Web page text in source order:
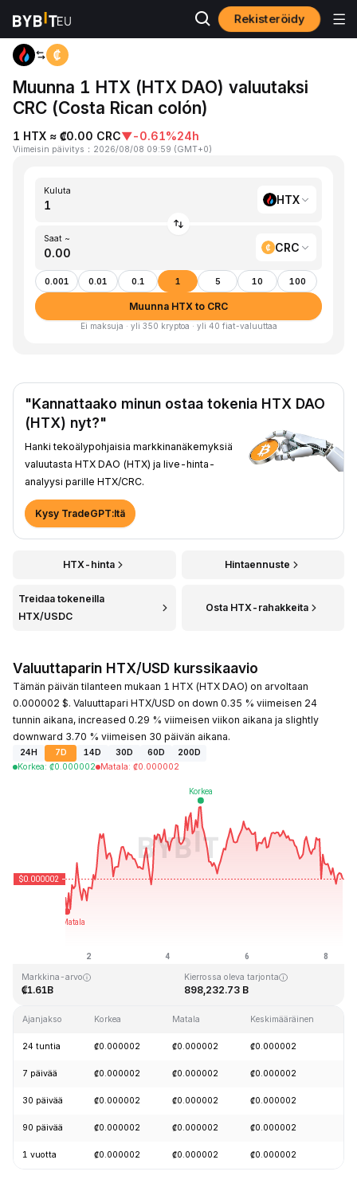
Rekisteröidy
Koti HTX to CRC
Muunna 1 HTX (HTX DAO) valuutaksi
CRC (Costa Rican colón)
1 HTX ≈ ₡0.00 CRC▼-0.61%24h
Viimeisin päivitys ： 2026/08/08 09:59 (GMT+0)
Kuluta
HTX
Saat ~
CRC
0.001 0.01 0.1 1 5 10 100
Muunna HTX to CRC
Ei maksuja · yli 350 kryptoa · yli 40 fiat-valuuttaa
"Kannattaako minun ostaa tokenia HTX DAO
(HTX) nyt?"
Hanki tekoälypohjaisia markkinanäkemyksiä
valuutasta HTX DAO (HTX) ja live-hinta-
analyysi parille HTX/CRC.
Kysy TradeGPT:ltä
HTX-hinta Hintaennuste
Treidaa tokeneilla
HTX/USDC
Osta HTX-rahakkeita
Valuuttaparin HTX/USD kurssikaavio
Tämän päivän tilanteen mukaan 1 HTX (HTX DAO) on arvoltaan
0.000002 $. Valuuttapari HTX/USD on down 0.35 % viimeisen 24
tunnin aikana, increased 0.29 % viimeisen viikon aikana ja slightly
downward 3.70 % viimeisen 30 päivän aikana.
24H 7D 14D 30D 60D
200D
Korkea: ₡0.000002 Matala: ₡0.000002
Viimeksi päivitetty: 2026-08-08 klo 09:59 GMT+0
Markkina-arvo
₡1.61B
Kierrossa oleva tarjonta
898,232.73 B
Ajanjakso Korkea Matala Keskimääräinen
24 tuntia ₡0.000002 ₡0.000002 ₡0.000002
7 päivää ₡0.000002 ₡0.000002 ₡0.000002
30 päivää ₡0.000002 ₡0.000002 ₡0.000002
90 päivää ₡0.000002 ₡0.000002 ₡0.000002
1 vuotta ₡0.000002 ₡0.000002 ₡0.000002